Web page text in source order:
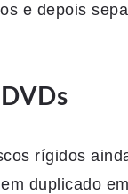
e depois
rígidos
duplicado